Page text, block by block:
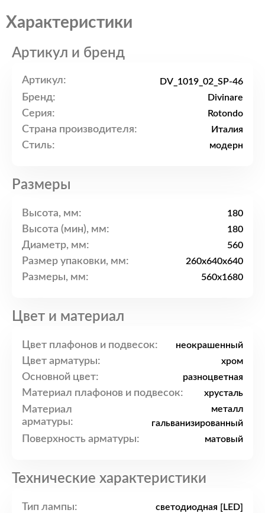
Характеристики
Артикул и бренд
Артикул: DV_1019_02_SP-46
Бренд: Divinare
Серия: Rotondo
Страна производителя: Италия
Стиль: модерн
Размеры
Высота, мм: 180
Высота (мин), мм: 180
Диаметр, мм: 560
Размер упаковки, мм: 260x640x640
Размеры, мм: 560x1680
Цвет и материал
Цвет плафонов и подвесок: неокрашенный
Цвет арматуры: хром
Основной цвет: разноцветная
Материал плафонов и подвесок: хрусталь
Материал
арматуры:
металл
гальванизированный
Поверхность арматуры: матовый
Технические характеристики
Тип лампы: светодиодная [LED]